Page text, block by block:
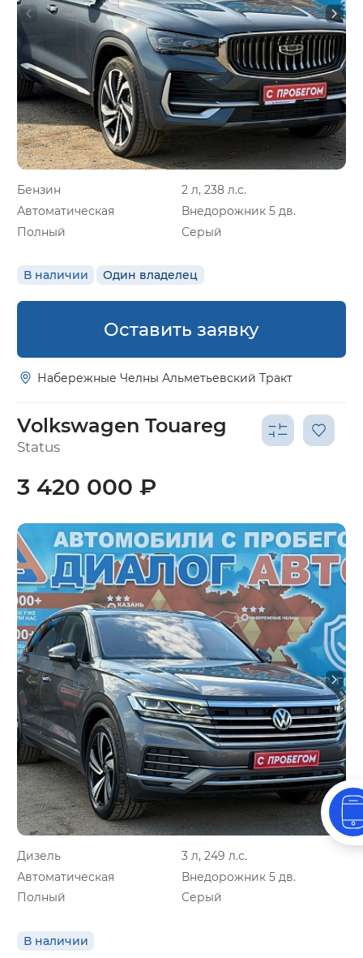
Бензин
2 л, 238 л.с.
Автоматическая
Внедорожник 5 дв.
Полный
Серый
В наличии Один владелец
Оставить заявку
Набережные Челны Альметьевский Тракт
Volkswagen Touareg
Status
Дизель
3 л, 249 л.с.
Автоматическая
Внедорожник 5 дв.
Полный
Серый
В наличии
3 420 000 ₽